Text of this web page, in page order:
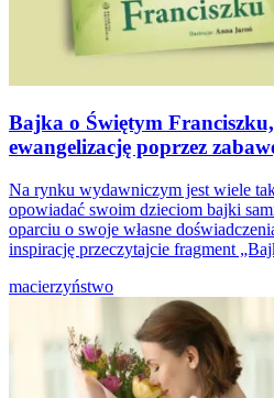
Bajka o Świętym
ewangelizację poprzez
Na rynku wydawniczym jest wiele
opowiadać swoim dzieciom bajki
oparciu o swoje własne
inspirację przeczytajcie fragment
macierzyństwo